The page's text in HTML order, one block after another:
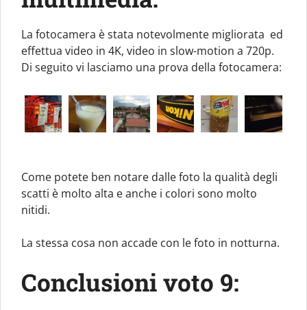
La fotocamera è stata notevolmente migliorata ed
effettua video in 4K, video in slow-motion a 720p.
Di seguito vi lasciamo una prova della fotocamera:
Come potete ben notare dalle foto la qualità degli
scatti è molto alta e anche i colori sono molto
nitidi.
La stessa cosa non accade con le foto in notturna.
Conclusioni voto 9: